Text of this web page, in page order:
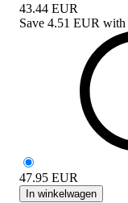
43.44 EUR
Save 4.51 EUR with
47.95 EUR
In winkelwagen